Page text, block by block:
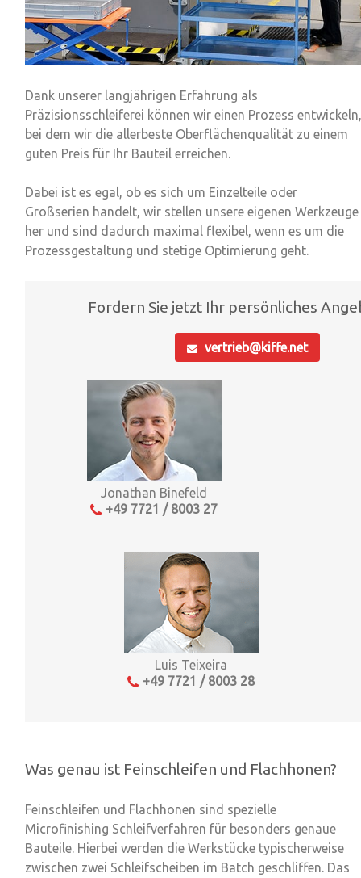
Dank unserer langjährigen Erfahrung als
Präzisionsschleiferei können wir einen Prozess entwickeln,
bei dem wir die allerbeste Oberflächenqualität zu einem
guten Preis für Ihr Bauteil erreichen.
Dabei ist es egal, ob es sich um Einzelteile oder
Großserien handelt, wir stellen unsere eigenen Werkzeuge
her und sind dadurch maximal flexibel, wenn es um die
Prozessgestaltung und stetige Optimierung geht.
Fordern Sie jetzt Ihr persönliches
vertrieb@kiffe.net
Jonathan Binefeld
+49 7721 / 8003 27
Luis Teixeira
+49 7721 / 8003 28
Was genau ist Feinschleifen und Flachhonen?
Feinschleifen und Flachhonen sind spezielle
Microfinishing Schleifverfahren für besonders genaue
Bauteile. Hierbei werden die Werkstücke typischerweise
zwischen zwei Schleifscheiben im Batch geschliffen. Das